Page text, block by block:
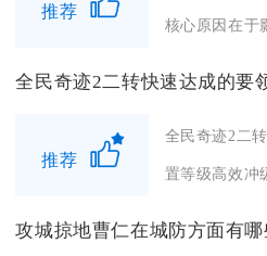
推荐
核心原因在于
全民奇迹2二转快速达成的要
推荐
全民奇迹2二
置等级高效冲